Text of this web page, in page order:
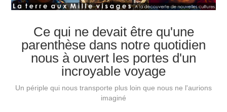
Ce qui ne devait être qu'une
parenthèse dans notre quotidien
nous à ouvert les portes d'un
incroyable voyage
Un périple qui nous transporte plus loin que nous ne l'aurions
imaginé